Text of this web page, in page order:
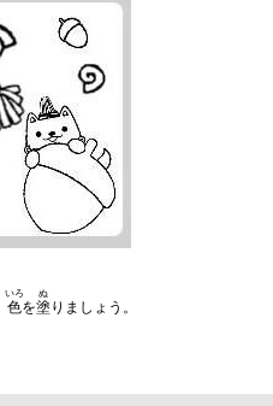
色
いろ
を塗
ぬ
りましょう。